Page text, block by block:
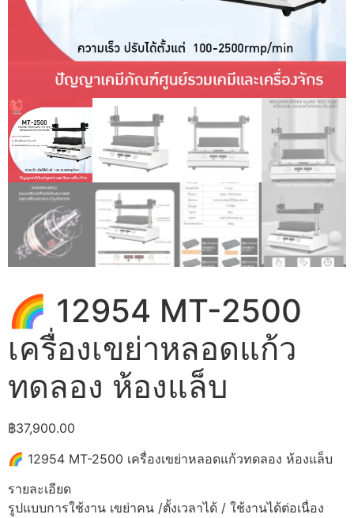
🌈 12954 MT-2500
เครื่องเขย่าหลอดแก้ว
ทดลอง ห้องแล็บ
฿37,900.00
🌈 12954 MT-2500 เครื่องเขย่าหลอดแก้วทดลอง ห้องแล็บ
รายละเอียด
รูปแบบการใช้งาน เขย่าคน /ตั้งเวลาได้ / ใช้งานได้ต่อเนื่อง